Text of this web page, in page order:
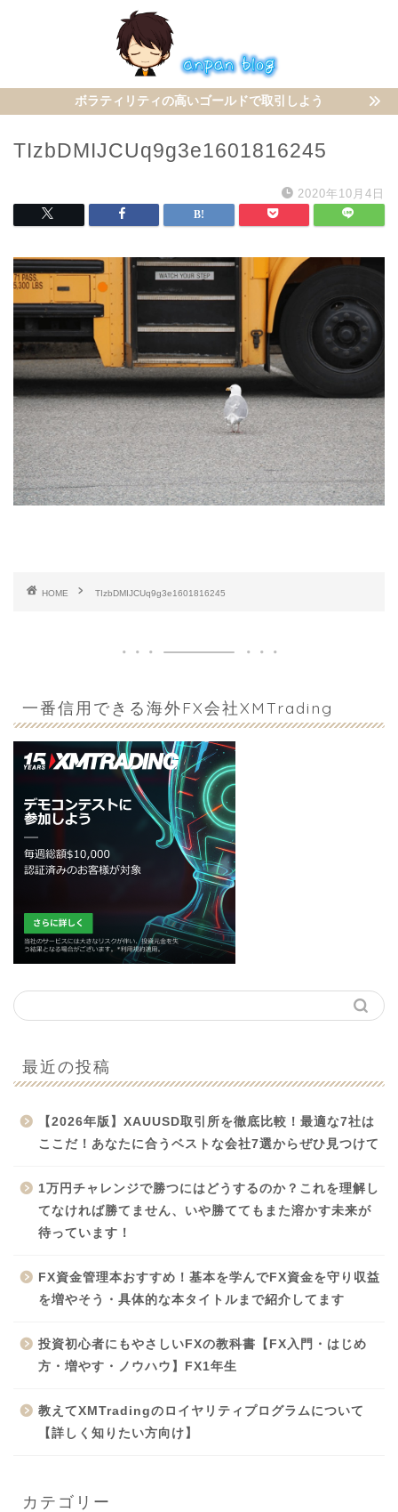
ボラティリティの高いゴールドで取引しよう
TIzbDMIJCUq9g3e1601816245
2020年10月4日
HOME TIzbDMIJCUq9g3e1601816245
一番信用できる海外FX会社XMTrading
最近の投稿
【2026年版】XAUUSD取引所を徹底比較！最適な7社は
ここだ！あなたに合うベストな会社7選からぜひ見つけて
1万円チャレンジで勝つにはどうするのか？これを理解し
てなければ勝てません、いや勝ててもまた溶かす未来が
待っています！
FX資金管理本おすすめ！基本を学んでFX資金を守り収益
を増やそう・具体的な本タイトルまで紹介してます
投資初心者にもやさしいFXの教科書【FX入門・はじめ
方・増やす・ノウハウ】FX1年生
教えてXMTradingのロイヤリティプログラムについて
【詳しく知りたい方向け】
カテゴリー